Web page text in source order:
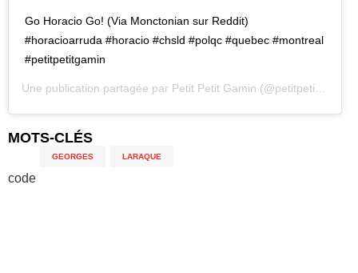
Go Horacio Go! (Via Monctonian sur Reddit)
#horacioarruda #horacio #chsld #polqc #quebec #montreal
#petitpetitgamin
Une publication partagée par Petit Petit Gamin (@petitpetitgamin) le
MOTS-CLÉS
GEORGES LARAQUE
code